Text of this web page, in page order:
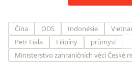
Čína ODS Indonésie
Petr Fiala
Filipíny
průmysl
Ministerstvo zahraničních věcí České